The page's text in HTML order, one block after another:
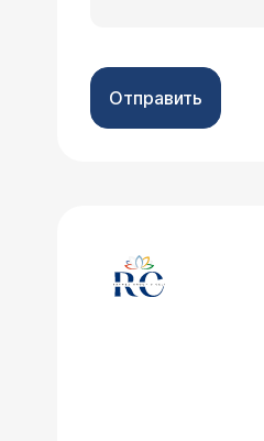
Отправить